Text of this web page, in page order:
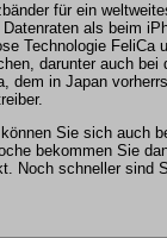
für ein
als beim
Technologie FeliCa
darunter auch bei
dem in Japan
Sie sich auch
bekommen Sie
Noch schneller sind